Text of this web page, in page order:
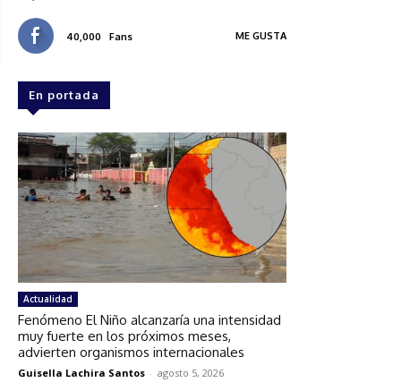
40,000 Fans ME GUSTA
En portada
Actualidad
Fenómeno El Niño alcanzaría una intensidad
muy fuerte en los próximos meses,
advierten organismos internacionales
Guisella Lachira Santos - agosto 5, 2026